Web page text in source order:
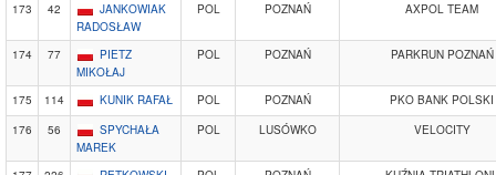
173 42
JANKOWIAK
RADOSŁAW
POL POZNAŃ AXPOL TEAM
174 77
PIETZ
MIKOŁAJ
POL POZNAŃ PARKRUN POZNAŃ
175 114 KUNIK RAFAŁ POL POZNAŃ
PKO BANK POLSKI
176
56
SPYCHAŁA
MAREK
POL LUSÓWKO VELOCITY